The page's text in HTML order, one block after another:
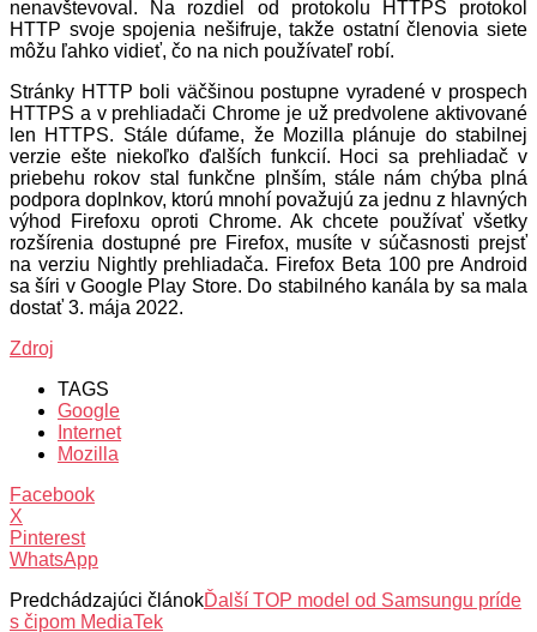
nenavštevoval. Na rozdiel od protokolu HTTPS protokol
HTTP svoje spojenia nešifruje, takže ostatní členovia siete
môžu ľahko vidieť, čo na nich používateľ robí.
Stránky HTTP boli väčšinou postupne vyradené v prospech
HTTPS a v prehliadači Chrome je už predvolene aktivované
len HTTPS. Stále dúfame, že Mozilla plánuje do stabilnej
verzie ešte niekoľko ďalších funkcií. Hoci sa prehliadač v
priebehu rokov stal funkčne plnším, stále nám chýba plná
podpora doplnkov, ktorú mnohí považujú za jednu z hlavných
výhod Firefoxu oproti Chrome. Ak chcete používať všetky
rozšírenia dostupné pre Firefox, musíte v súčasnosti prejsť
na verziu Nightly prehliadača. Firefox Beta 100 pre Android
sa šíri v Google Play Store. Do stabilného kanála by sa mala
dostať 3. mája 2022.
Zdroj
TAGS
Google
Internet
Mozilla
Facebook
X
Pinterest
WhatsApp
Predchádzajúci článokĎalší TOP model od Samsungu príde
s čipom MediaTek